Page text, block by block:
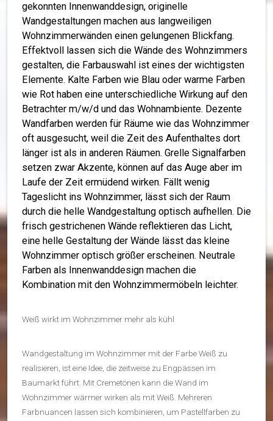
gekonnten Innenwanddesign, originelle
Wandgestaltungen machen aus langweiligen
Wohnzimmerwänden einen gelungenen Blickfang.
Effektvoll lassen sich die Wände des Wohnzimmers
gestalten, die Farbauswahl ist eines der wichtigsten
Elemente. Kalte Farben wie Blau oder warme Farben
wie Rot haben eine unterschiedliche Wirkung auf den
Betrachter m/w/d und das Wohnambiente. Dezente
Wandfarben werden für Räume wie das Wohnzimmer
oft ausgesucht, weil die Zeit des Aufenthaltes dort
länger ist als in anderen Räumen. Grelle Signalfarben
setzen zwar Akzente, können auf das Auge aber im
Laufe der Zeit ermüdend wirken. Fällt wenig
Tageslicht ins Wohnzimmer, lässt sich der Raum
durch die helle Wandgestaltung optisch aufhellen. Die
frisch gestrichenen Wände reflektieren das Licht,
eine helle Gestaltung der Wände lässt das kleine
Wohnzimmer optisch größer erscheinen. Neutrale
Farben als Innenwanddesign machen die
Kombination mit den Wohnzimmermöbeln leichter.
Weiß wirkt im Wohnzimmer mehr als kühl
Wandgestaltung im Wohnzimmer mit der Farbe Weiß zu
realisieren, ist eine Idee, die zeitweise zu Engpässen im
Baumarkt führt. Mit Cremetönen kann die Wand im
Wohnzimmer wärmer wirken als mit Weiß. Mehreren
Farbnuancen lassen sich kombinieren, um Pastellfarben zu